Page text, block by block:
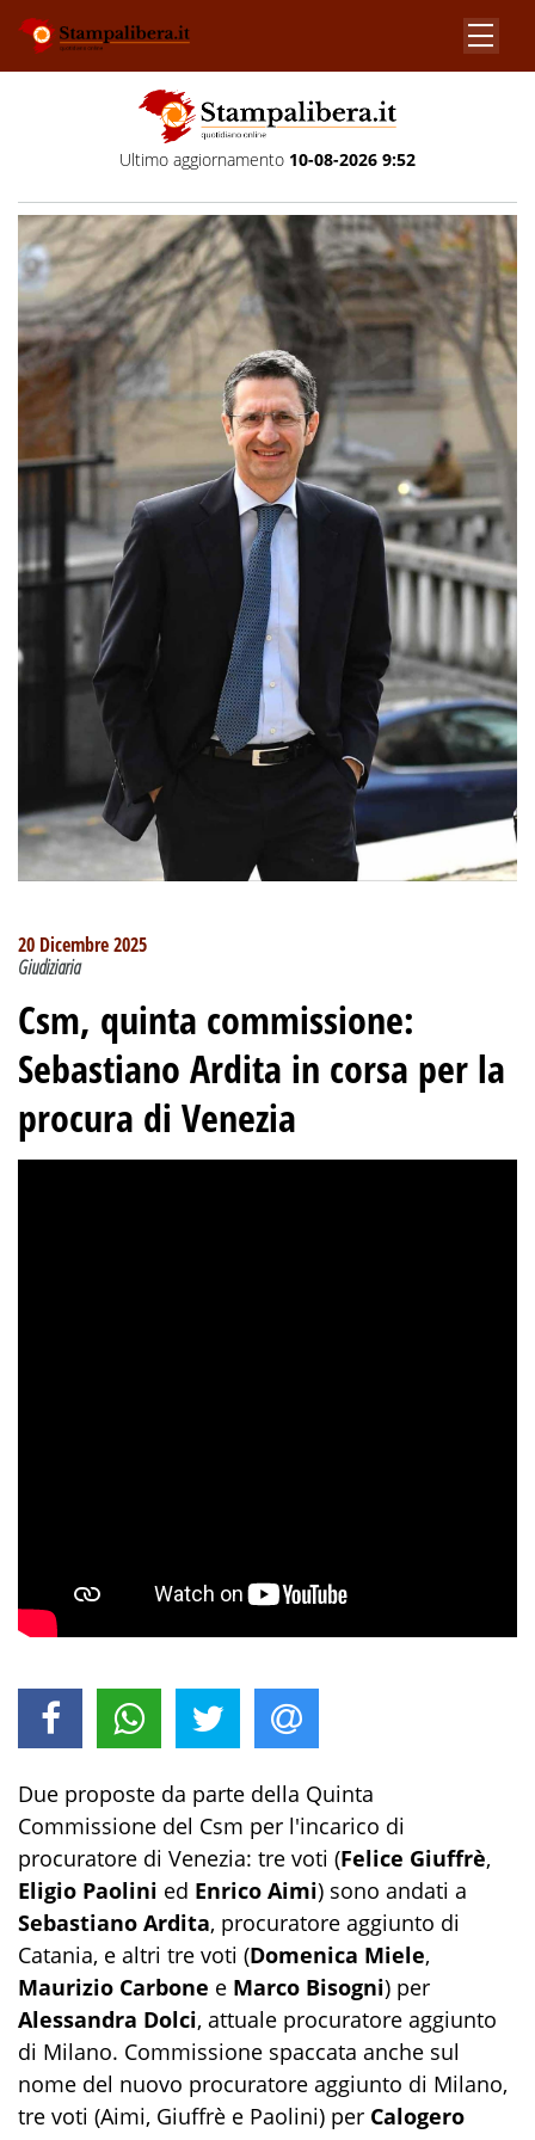
Ultimo aggiornamento 10-08-2026 9:52
20 Dicembre 2025
Giudiziaria
Csm, quinta commissione:
Sebastiano Ardita in corsa per la
procura di Venezia
Due proposte da parte della Quinta
Commissione del Csm per l'incarico di
procuratore di Venezia: tre voti (Felice Giuffrè,
Eligio Paolini ed Enrico Aimi) sono andati a
Sebastiano Ardita, procuratore aggiunto di
Catania, e altri tre voti (Domenica Miele,
Maurizio Carbone e Marco Bisogni) per
Alessandra Dolci, attuale procuratore aggiunto
di Milano. Commissione spaccata anche sul
nome del nuovo procuratore aggiunto di Milano,
tre voti (Aimi, Giuffrè e Paolini) per Calogero